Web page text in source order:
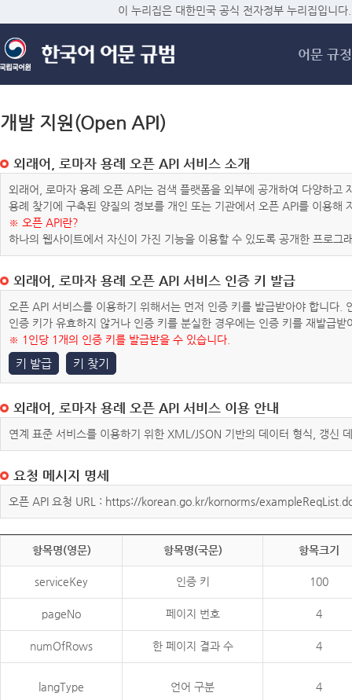
메
이 누리집은 대한민국 공식 전자정부 누리집입니다.
어문 규정
개발 지원(Open API)
외래어, 로마자 용례 오픈 API 서비스 소개
외래어, 로마자 용례 오픈 API는 검색 플랫폼을 외부에 공개하여 다양하
용례 찾기에 구축된 양질의 정보를 개인 또는 기관에서 오픈 API를 이용해
※ 오픈 API란?
하나의 웹사이트에서 자신이 가진 기능을 이용할 수 있도록 공개한 프로그
외래어, 로마자 용례 오픈 API 서비스 인증 키 발급
오픈 API 서비스를 이용하기 위해서는 먼저 인증 키를 발급받아야 합니다
인증 키가 유효하지 않거나 인증 키를 분실한 경우에는 인증 키를 재발급받
※ 1인당 1개의 인증 키를 발급받을 수 있습니다.
키 발급 키 찾기
외래어, 로마자 용례 오픈 API 서비스 이용 안내
연계 표준 서비스를 이용하기 위한 XML/JSON 기반의 데이터 형식, 갱신
요청 메시지 명세
오픈 API 요청 URL : https://korean.go.kr/kornorms/
항목명(영문) 항목명(국문) 항목크기
serviceKey 인증 키 100
pageNo 페이지 번호 4
numOfRows 한 페이지 결과 수 4
langType 언어 구분 4